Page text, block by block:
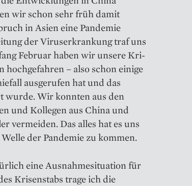
wir schon sehr früh damit
in Asien eine Pandemie
der Viruserkrankung traf uns
Februar haben wir unsere Kri­
hochgefahren – also schon einige
ausgerufen hat und das
wurde. Wir konnten aus den
und Kollegen aus China und
vermeiden. Das alles hat es uns
der Pandemie zu kommen.
eine Ausnahmesituation für
Krisenstabs trage ich die